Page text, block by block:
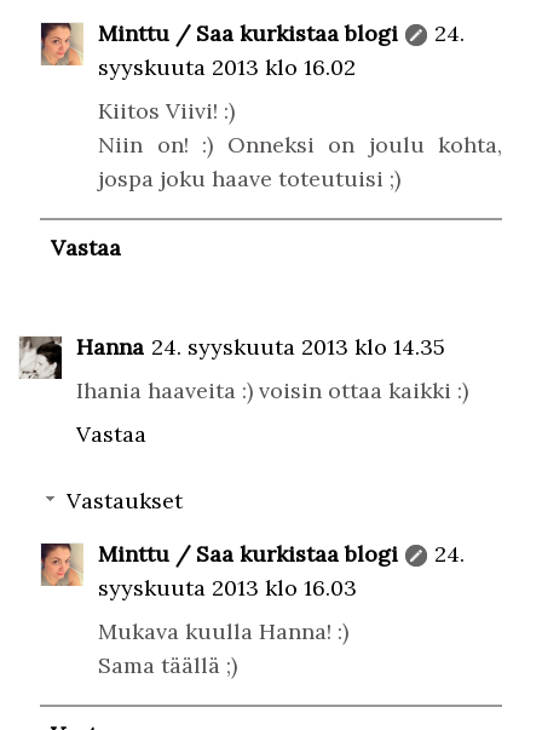
Minttu / Saa kurkistaa blogi
24.
syyskuuta 2013 klo 16.02
Kiitos Viivi! :)
Niin on! :) Onneksi on joulu kohta,
jospa joku haave toteutuisi ;)
Vastaa
Hanna 24. syyskuuta 2013 klo 14.35
Ihania haaveita :) voisin ottaa kaikki :)
Vastaa
Vastaukset
Minttu / Saa kurkistaa blogi
24.
syyskuuta 2013 klo 16.03
Mukava kuulla Hanna! :)
Sama täällä ;)